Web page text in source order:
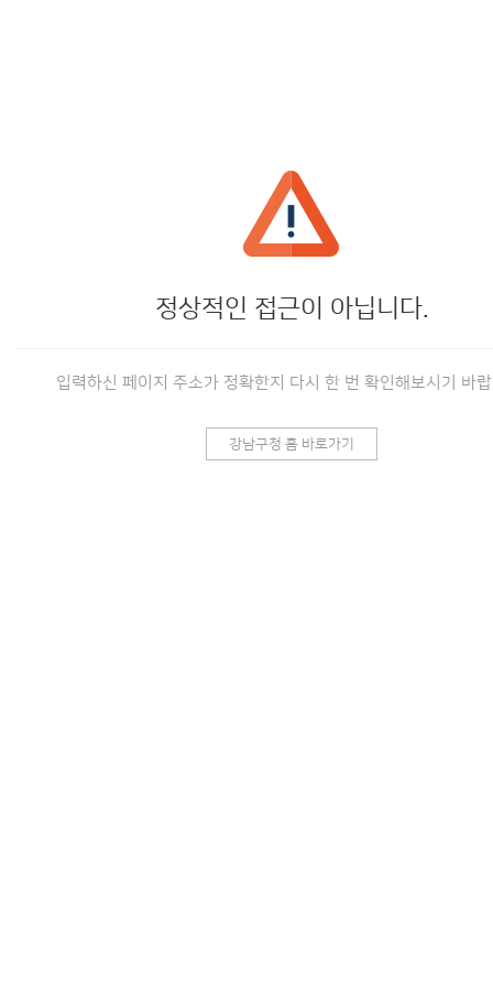
정상적인 접근이 아닙니다.
입력하신 페이지 주소가 정확한지 다시 한 번 확인해보시기 바
강남구청 홈 바로가기